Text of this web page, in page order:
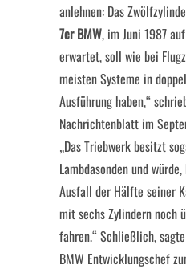
anlehnen: Das
7er BMW, im Juni 1987
erwartet, soll wie bei
meisten Systeme in
Ausführung haben,“
Nachrichtenblatt im
„Das Triebwerk besitzt
Lambdasonden und
Ausfall der Hälfte seiner
mit sechs Zylindern noch
fahren.“ Schließlich,
BMW Entwicklungschef